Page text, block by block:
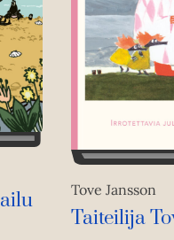
Tove Jansson
Taiteilija